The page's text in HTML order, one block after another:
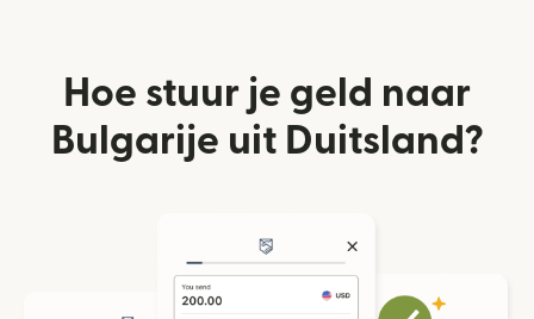
Hoe stuur je geld naar
Bulgarije uit Duitsland?